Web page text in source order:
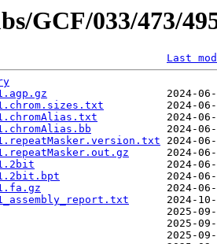
GCF/033/473/
Last
2024-
2024-
2024-
2024-
2024-
2024-
2024-
2024-
2024-
2024-
2025-
2025-
2025-